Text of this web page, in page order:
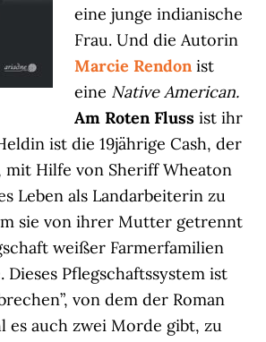
eine junge indianische
Frau. Und die Autorin
Marcie Rendonist
eine Native American.
Am Roten Flussist ihr
ist die 19jährige Cash, der
mit Hilfe von Sheriff Wheaton
Leben als Landarbeiterin zu
sie von ihrer Mutter getrennt
weißer Farmerfamilien
Dieses Pflegschaftssystem ist
von dem der Roman
es auch zwei Morde gibt, zu